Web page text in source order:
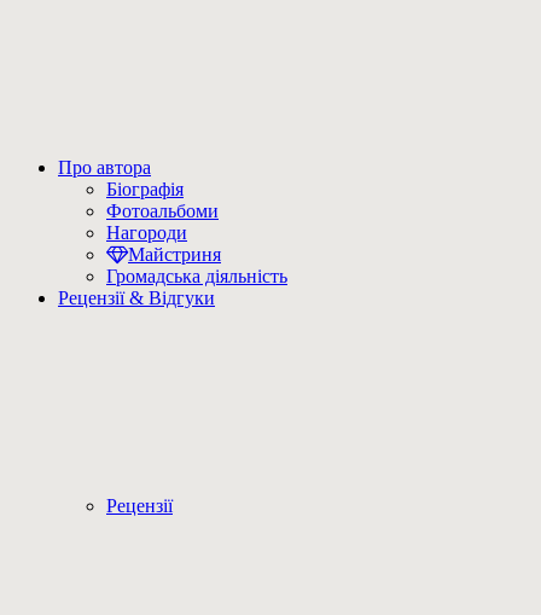
Про автора
Біографія
Фотоальбоми
Нагороди
Майстриня
Громадська діяльність
Рецензії & Відгуки
Рецензії